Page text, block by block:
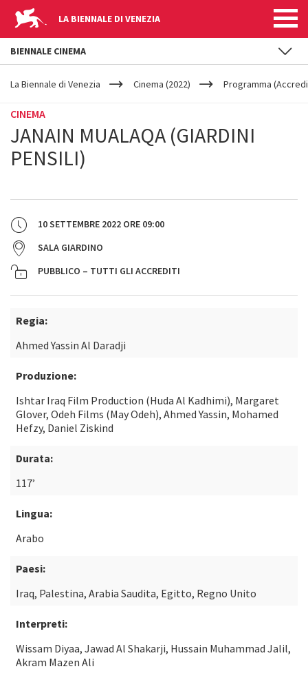
LA BIENNALE DI VENEZIA
YOUR
ARE
La Biennale di Venezia Cinema (2022) Programma
CINEMA
JANAIN MUALAQA (GIARDINI
PENSILI)
10 SETTEMBRE 2022 ORE 09:00
SALA GIARDINO
PUBBLICO – TUTTI GLI ACCREDITI
Regia:
Ahmed Yassin Al Daradji
Produzione:
Ishtar Iraq Film Production (Huda Al Kadhimi), Margaret
Glover, Odeh Films (May Odeh), Ahmed Yassin, Mohamed
Hefzy, Daniel Ziskind
Durata:
117’
Lingua:
Arabo
Paesi:
Iraq, Palestina, Arabia Saudita, Egitto, Regno Unito
Interpreti:
Wissam Diyaa, Jawad Al Shakarji, Hussain Muhammad Jalil,
Akram Mazen Ali
BIENNALE CINEMA